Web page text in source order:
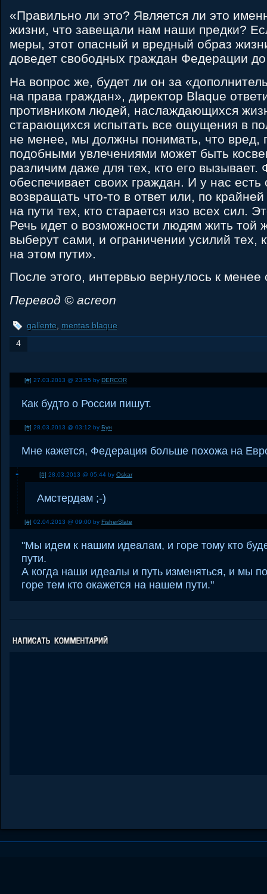
«Правильно ли это? Является ли это
жизни, что завещали нам наши предки?
меры, этот опасный и вредный образ
доведет свободных граждан Федерации
На вопрос же, будет ли он за
на права граждан», директор Blaque
противником людей, наслаждающихся
старающихся испытать все ощущения в
не менее, мы должны понимать, что вред,
подобными увлечениями может быть
различим даже для тех, кто его
обеспечивает своих граждан. И у нас есть
возвращать что-то в ответ или, по
на пути тех, кто старается изо всех сил.
Речь идет о возможности людям жить той
выберут сами, и ограничении усилий тех,
на этом пути».
После этого, интервью вернулось к
Перевод © acreon
gallente, mentas blaque
4
[#] 27.03.2013 @ 23:55 by DERCOR
Как будто о России пишут.
[#] 28.03.2013 @ 03:12 by Бун
Мне кажется, Федерация больше похожа на
[#] 28.03.2013 @ 05:44 by Oskar
Амстердам ;-)
[#] 02.04.2013 @ 09:00 by FisherSlate
"Мы идем к нашим идеалам, и горе тому кто
пути.
А когда наши идеалы и путь изменяться, и мы
горе тем кто окажется на нашем пути."